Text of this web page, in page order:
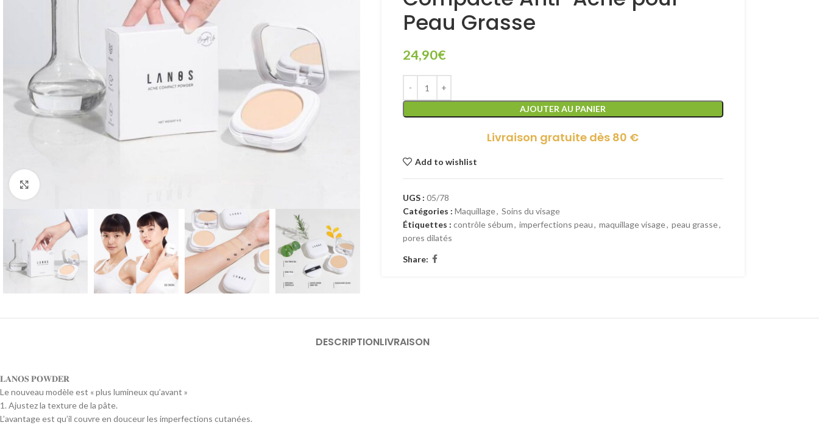
Peau Grasse
24,90€
AJOUTER AU PANIER
Livraison gratuite dès 80 €
Add to wishlist
UGS : 05/78
Catégories : Maquillage, Soins du visage
Étiquettes : contrôle sébum, imperfections peau, maquillage visage, peau grasse,
pores dilatés
Share:
DESCRIPTIONLIVRAISON
𝐋𝐀𝐍𝐎𝐒 𝐏𝐎𝐖𝐃𝐄𝐑
Le nouveau modèle est « plus lumineux qu’avant »
1. Ajustez la texture de la pâte.
L’avantage est qu’il couvre en douceur les imperfections cutanées.